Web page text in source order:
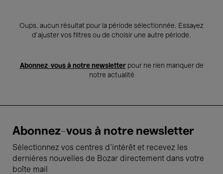
Oups, aucun résultat pour la période sélectionnée. Essayez
d’ajuster vos filtres ou de choisir une autre période.
Abonnez-vous à notre newsletterpour ne rien manquer de
notre actualité
Abonnez-vous à notre newsletter
Sélectionnez vos centres d'intérêt et recevez les
dernières nouvelles de Bozar directement dans votre
boîte mail